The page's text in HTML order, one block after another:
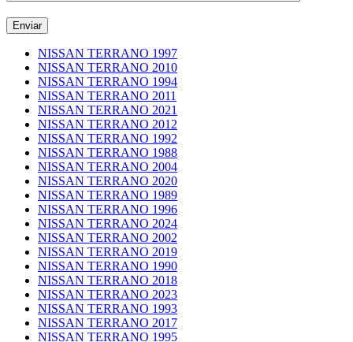
NISSAN TERRANO 1997
NISSAN TERRANO 2010
NISSAN TERRANO 1994
NISSAN TERRANO 2011
NISSAN TERRANO 2021
NISSAN TERRANO 2012
NISSAN TERRANO 1992
NISSAN TERRANO 1988
NISSAN TERRANO 2004
NISSAN TERRANO 2020
NISSAN TERRANO 1989
NISSAN TERRANO 1996
NISSAN TERRANO 2024
NISSAN TERRANO 2002
NISSAN TERRANO 2019
NISSAN TERRANO 1990
NISSAN TERRANO 2018
NISSAN TERRANO 2023
NISSAN TERRANO 1993
NISSAN TERRANO 2017
NISSAN TERRANO 1995